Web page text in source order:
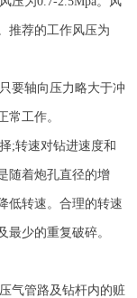
推荐的工作风压为
轴向压力略大于冲
常工作。
转速对钻进速度和
随着炮孔直径的增
低转速。合理的转速
少的重复破碎。
管路及钻杆内的赃